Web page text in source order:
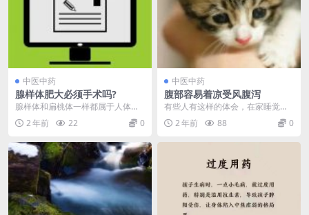
中医中药
腺样体肥大必须手术吗?
腺样体和扁桃体一样都属于人体的
免疫器官，其在咽喉的最上方，即
舌根上方、鼻后方。正...
2 年前 22 0
中医中药
腹部容易着凉受风腹泻
有些人有这样的体会，在家睡觉的
时候盖着被子了，窗户就一条缝，
或者没开窗户，卧室的...
2 年前 88 0